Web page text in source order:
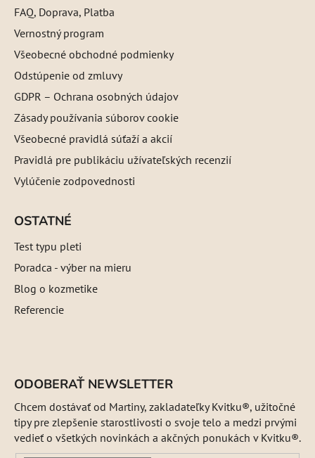
FAQ, Doprava, Platba
Vernostný program
Všeobecné obchodné podmienky
Odstúpenie od zmluvy
GDPR – Ochrana osobných údajov
Zásady používania súborov cookie
Všeobecné pravidlá súťaží a akcií
Pravidlá pre publikáciu užívateľských recenzií
Vylúčenie zodpovednosti
OSTATNÉ
Test typu pleti
Poradca - výber na mieru
Blog o kozmetike
Referencie
ODOBERAŤ NEWSLETTER
Chcem dostávať od Martiny, zakladateľky Kvitku®, užitočné
tipy pre zlepšenie starostlivosti o svoje telo a medzi prvými
vedieť o všetkých novinkách a akčných ponukách v Kvitku®.